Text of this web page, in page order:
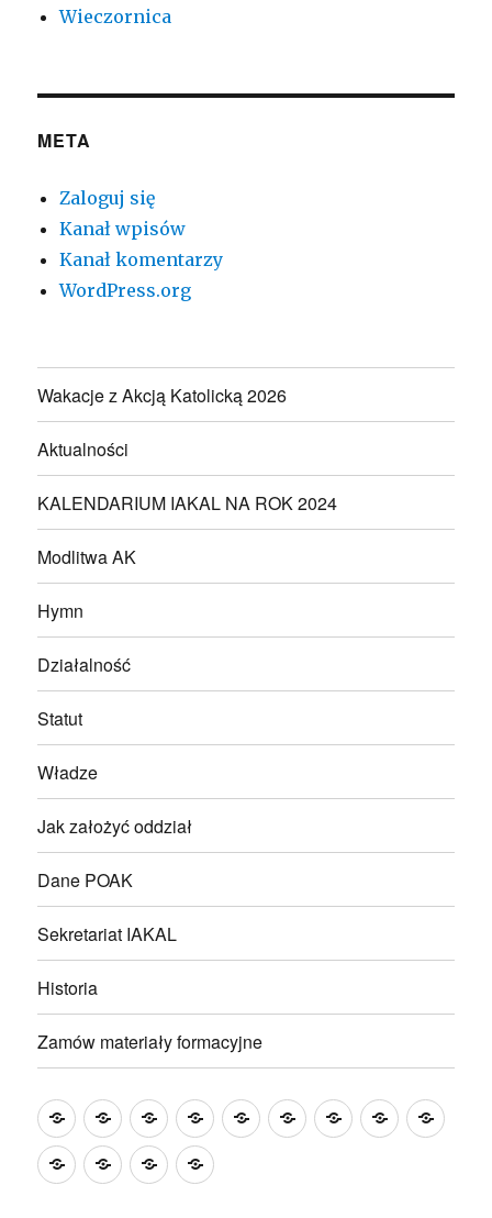
Wieczornica
META
Zaloguj się
Kanał wpisów
Kanał komentarzy
WordPress.org
Wakacje z Akcją Katolicką 2026
Aktualności
KALENDARIUM IAKAL NA ROK 2024
Modlitwa AK
Hymn
Działalność
Statut
Władze
Jak założyć oddział
Dane POAK
Sekretariat IAKAL
Historia
Zamów materiały formacyjne
Wakacje
Akcją
Aktualności
KALENDARIUM
IAKAL
NA
Modlitwa
HymnDziałalność
StatutWładzeJak
DaneSekretariat
HistoriaZamów